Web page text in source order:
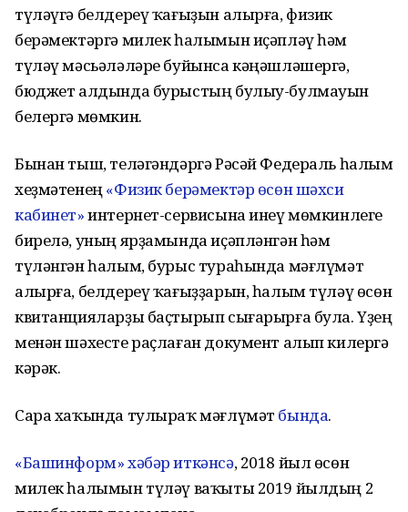
түләүгә белдереү ҡағыҙын алырға, физик
берәмектәргә милек һалымын иҫәпләү һәм
түләү мәсьәләләре буйынса кәңәшләшергә,
бюджет алдында бурыстың булыу-булмауын
белергә мөмкин.
Бынан тыш, теләгәндәргә Рәсәй Федераль һалым
хеҙмәтенең«Физик берәмектәр өсөн шәхси
кабинет»интернет-сервисына инеү мөмкинлеге
бирелә, уның ярҙамында иҫәпләнгән һәм
түләнгән һалым, бурыс тураһында мәғлүмәт
алырға, белдереү ҡағыҙҙарын, һалым түләү өсөн
квитанцияларҙы баҫтырып сығарырға була. Үҙең
менән шәхесте раҫлаған документ алып килергә
кәрәк.
Сара хаҡында тулыраҡ мәғлүмәт бында.
«Башинформ» хәбәр иткәнсә, 2018 йыл өсөн
милек һалымын түләү ваҡыты 2019 йылдың 2